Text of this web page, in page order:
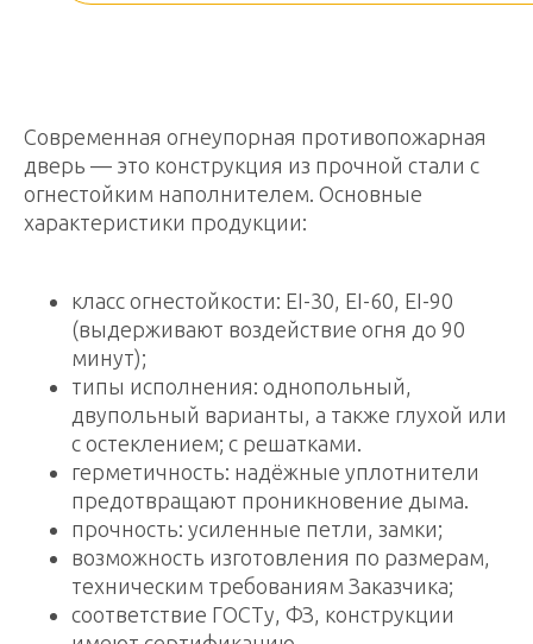
Современная огнеупорная противопожарная
дверь — это конструкция из прочной стали с
огнестойким наполнителем. Основные
характеристики продукции:
класс огнестойкости: EI-30, EI-60, EI-90
(выдерживают воздействие огня до 90
минут);
типы исполнения: однопольный,
двупольный варианты, а также глухой или
с остеклением; с решатками.
герметичность: надёжные уплотнители
предотвращают проникновение дыма.
прочность: усиленные петли, замки;
возможность изготовления по размерам,
техническим требованиям Заказчика;
соответствие ГОСТу, ФЗ, конструкции